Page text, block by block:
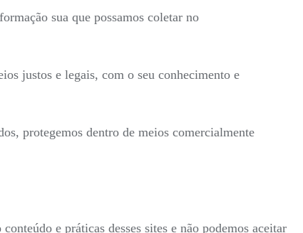
sua que possamos coletar no
justos e legais, com o seu conhecimento e
protegemos dentro de meios comercialmente
e práticas desses sites e não podemos aceitar